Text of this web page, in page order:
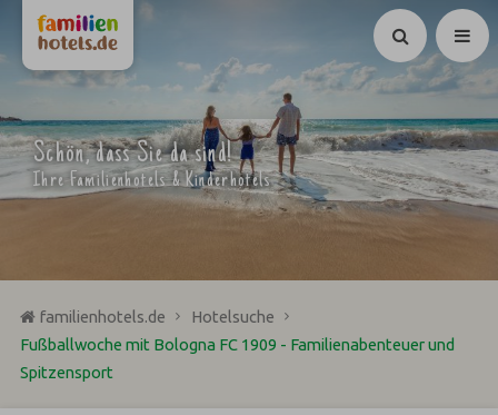
Suchen
Schön, dass Sie da sind!
Ihre Familienhotels & Kinderhotels
familienhotels.de
Hotelsuche
Fußballwoche mit Bologna FC 1909 - Familienabenteuer und
Spitzensport